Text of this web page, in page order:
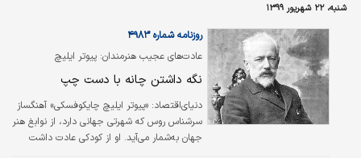
محیط کاری خود را به منظور ایجاد انگیزه و ترغیب کارمندان خود طراحی کنید.
ایده‌های زیر به شما برای موفقیت در این زمینه کمک می‌کند.
شنبه، ۲۲ شهریور ۱۳۹۹
عادت‌های عجیب هنرمندان: پیوتر ایلیچ
چایکوفسکی
روزنامه شماره ۴۹۸۳
نگه داشتن چانه با دست چپ
دنیای‌اقتصاد: «پیوتر ایلیچ چایکوفسکی» آهنگساز
سرشناس روس که شهرتی جهانی دارد، از نوابغ هنر
جهان به‌شمار می‌آید. او از کودکی عادت داشت